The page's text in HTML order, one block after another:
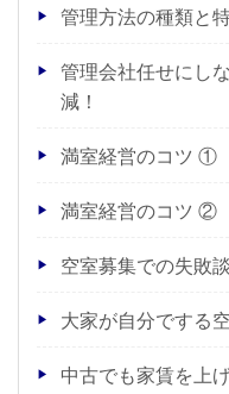
管理方法の種類と
管理会社任せにし
減！
満室経営のコツ ①
満室経営のコツ ②
空室募集での失敗談
大家が自分でする
中古でも家賃を上